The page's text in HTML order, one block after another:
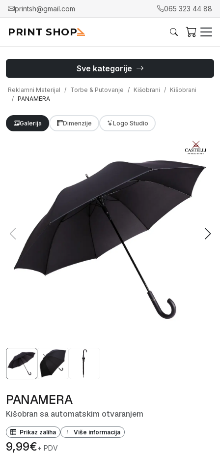
printsh@gmail.com 065 323 44 88
PRINT SHOP
Sve kategorije
Reklamni Materijal Torbe & Putovanje Kišobrani
Kišobrani
PANAMERA
Galerija Dimenzije Logo Studio
PANAMERA
Kišobran sa automatskim otvaranjem
Prikaz zaliha Više informacija
9,99€+ PDV